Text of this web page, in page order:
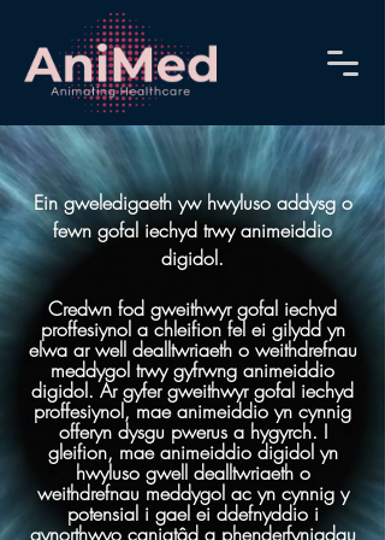
Ein gweledigaeth yw hwyluso addysg o
fewn gofal iechyd trwy animeiddio
digidol.
Credwn fod gweithwyr gofal iechyd
proffesiynol a chleifion fel ei gilydd yn
elwa ar well dealltwriaeth o weithdrefnau
meddygol trwy gyfrwng animeiddio
digidol. Ar gyfer gweithwyr gofal iechyd
proffesiynol, mae animeiddio yn cynnig
offeryn dysgu pwerus a hygyrch. I
gleifion, mae animeiddio digidol yn
hwyluso gwell dealltwriaeth o
weithdrefnau meddygol ac yn cynnig y
potensial i gael ei ddefnyddio i
gynorthwyo caniatâd a phenderfyniadau